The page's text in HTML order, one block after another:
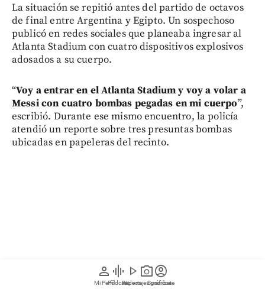
person
Mi Perfil
graphic_eq
Pódcast
play_arrow
Videos
photo_camera
Reportajes gráficos
account_circle
Suscríbete
La situación se repitió antes del partido de octavos
de final entre Argentina y Egipto. Un sospechoso
publicó en redes sociales que planeaba ingresar al
Atlanta Stadium con cuatro dispositivos explosivos
adosados a su cuerpo.
“Voy a entrar en el Atlanta Stadium y voy a volar a
Messi con cuatro bombas pegadas en mi cuerpo”,
escribió. Durante ese mismo encuentro, la policía
atendió un reporte sobre tres presuntas bombas
ubicadas en papeleras del recinto.